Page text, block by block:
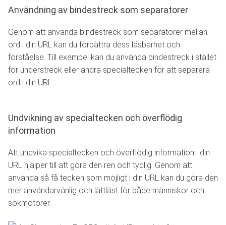
Användning av bindestreck som separatorer
Genom att använda bindestreck som separatorer mellan
ord i din URL kan du förbättra dess läsbarhet och
förståelse. Till exempel kan du använda bindestreck i stället
för understreck eller andra specialtecken för att separera
ord i din URL.
Undvikning av specialtecken och överflödig
information
Att undvika specialtecken och överflödig information i din
URL hjälper till att göra den ren och tydlig. Genom att
använda så få tecken som möjligt i din URL kan du göra den
mer användarvänlig och lättläst för både människor och
sökmotorer.